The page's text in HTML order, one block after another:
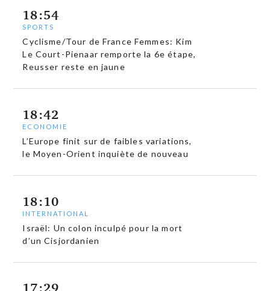
18:54
SPORTS
Cyclisme/Tour de France Femmes: Kim
Le Court-Pienaar remporte la 6e étape,
Reusser reste en jaune
18:42
ECONOMIE
L’Europe finit sur de faibles variations,
le Moyen-Orient inquiète de nouveau
18:10
INTERNATIONAL
Israël: Un colon inculpé pour la mort
d’un Cisjordanien
17:29